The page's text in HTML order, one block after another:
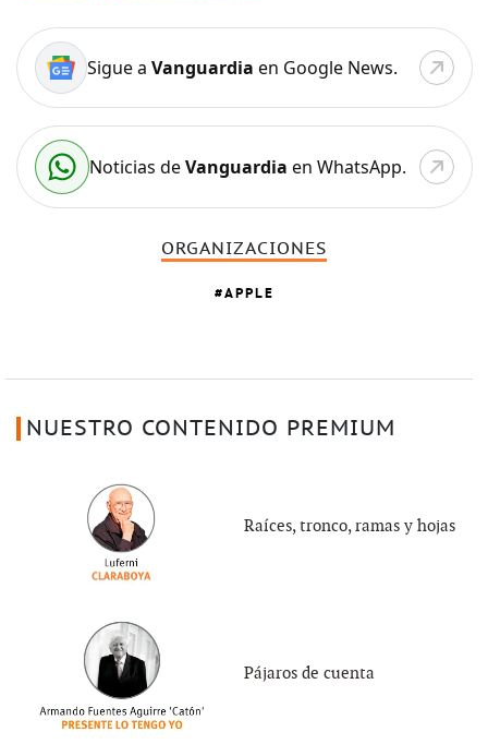
Sigue a Vanguardia en Google News.
Noticias deVanguardia en WhatsApp.
ORGANIZACIONES
APPLE
NUESTRO CONTENIDO PREMIUM
Raíces, tronco, ramas y hojas
Pájaros de cuenta